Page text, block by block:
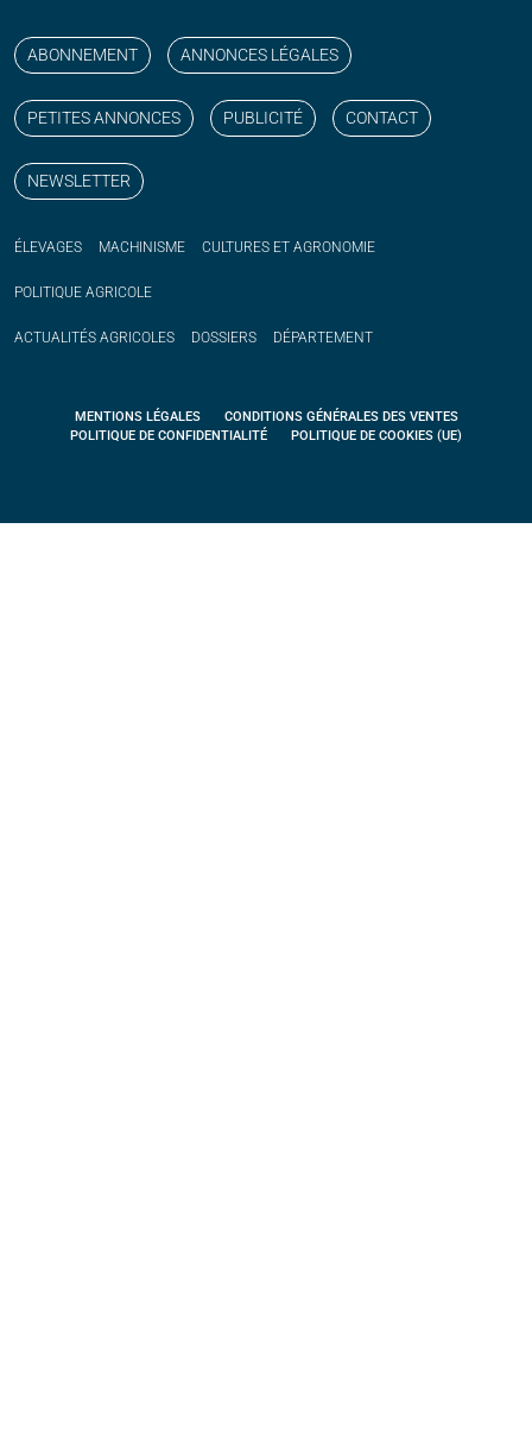
ABONNEMENT ANNONCES LÉGALES
PETITES ANNONCES PUBLICITÉ CONTACT
NEWSLETTER
ÉLEVAGES MACHINISME CULTURES ET AGRONOMIE
POLITIQUE AGRICOLE
ACTUALITÉS AGRICOLES DOSSIERS DÉPARTEMENT
MENTIONS LÉGALES
CONDITIONS GÉNÉRALES DES VENTES
POLITIQUE DE CONFIDENTIALITÉ
POLITIQUE DE COOKIES (UE)